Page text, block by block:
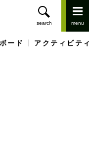
ード アクティビテ